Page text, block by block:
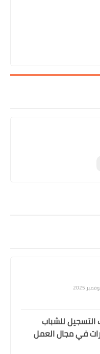
التسجيل للشباب
في مجال العمل